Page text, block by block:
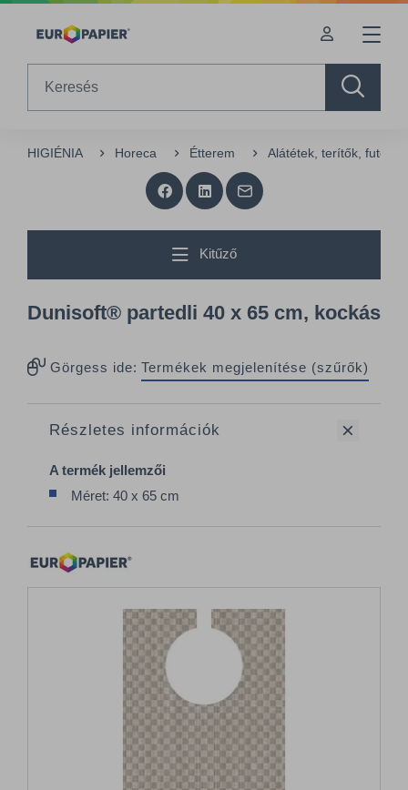
Table Of Content
HIGIÉNIA Horeca Étterem Alátétek, terítők, futók
Kitűző
Dunisoft® partedli 40 x 65 cm, kockás
Görgess ide: Termékek megjelenítése (szűrők)
Részletes információk
A termék jellemzői
Méret: 40 x 65 cm